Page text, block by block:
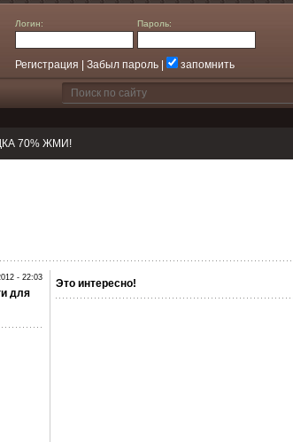
Логин: Пароль:
Регистрация Забыл пароль| запомнить
70% ЖМИ!
Это интересно!
- 22:03
для